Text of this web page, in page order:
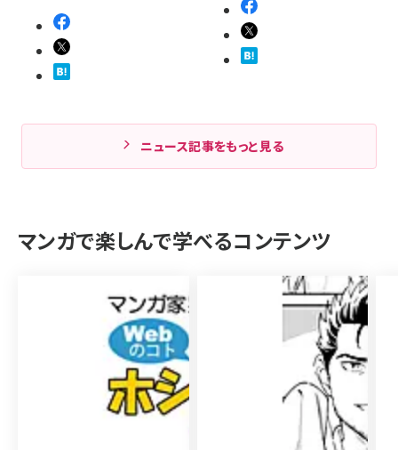
ニュース記事をもっと見る
マンガで楽しんで学べるコンテンツ